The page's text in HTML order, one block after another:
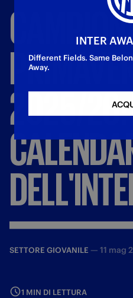
2025/26:
SETTORE GIOVANILE — 11 mag
1 MIN DI LETTURA
INTER
Different Fields. Same
Away.